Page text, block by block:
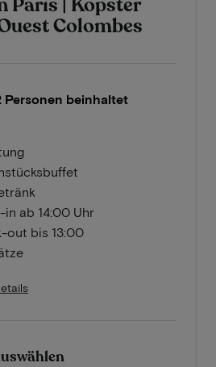
Colombes
Personen beinhaltet
in ab 14:00 Uhr
out bis 13:00